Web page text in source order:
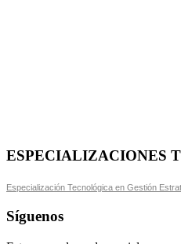
ESPECIALIZACIONES
Especialización Tecnológica en Gestión
Síguenos